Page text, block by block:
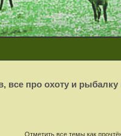
все про охоту и
Отметить все темы как